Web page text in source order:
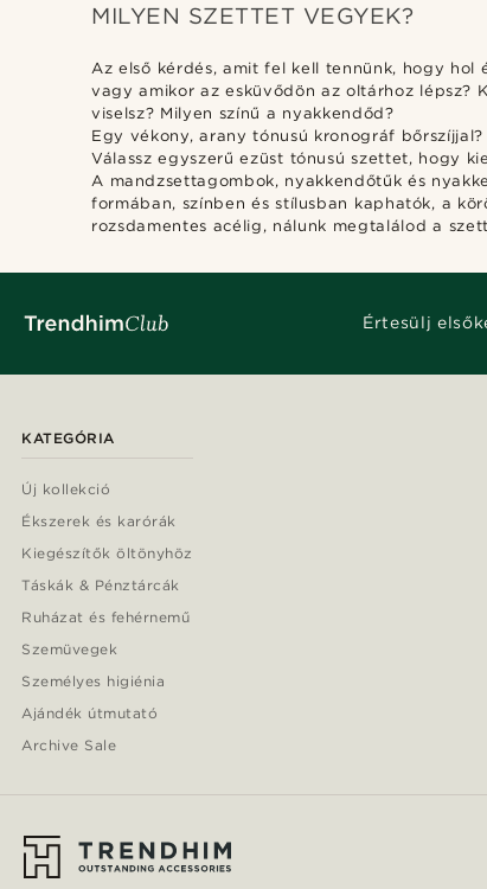
MILYEN SZETTET VEGYEK?
Az első kérdés, amit fel kell tennünk, hogy
vagy amikor az esküvődön az oltárhoz lépsz?
viselsz? Milyen színű a nyakkendőd?
Egy vékony, arany tónusú kronográf
Válassz egyszerű ezüst tónusú szettet, hogy
A mandzsettagombok, nyakkendőtűk és
formában, színben és stílusban kaphatók, a
rozsdamentes acélig, nálunk megtalálod a
Értesülj
KATEGÓRIA
Új kollekció
Ékszerek és karórák
Kiegészítők öltönyhöz
Táskák & Pénztárcák
Ruházat és fehérnemű
Szemüvegek
Személyes higiénia
Ajándék útmutató
Archive Sale